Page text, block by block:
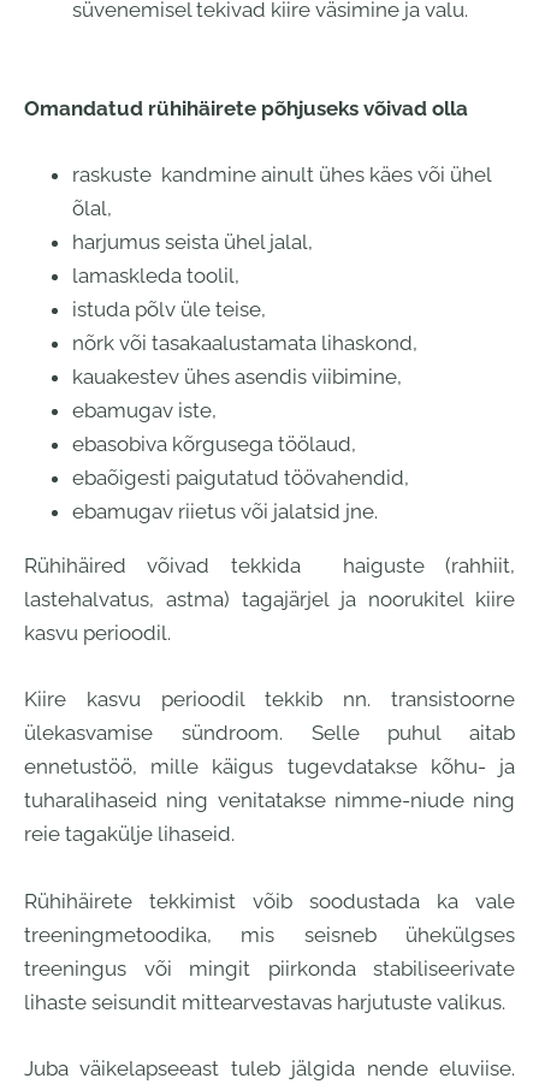
süvenemisel tekivad kiire väsimine ja valu.
Omandatud rühihäirete põhjuseks võivad olla
raskuste kandmine ainult ühes käes või ühel
õlal,
harjumus seista ühel jalal,
lamaskleda toolil,
istuda põlv üle teise,
nõrk või tasakaalustamata lihaskond,
kauakestev ühes asendis viibimine,
ebamugav iste,
ebasobiva kõrgusega töölaud,
ebaõigesti paigutatud töövahendid,
ebamugav riietus või jalatsid jne.
Rühihäired võivad tekkida haiguste (rahhiit,
lastehalvatus, astma) tagajärjel ja noorukitel kiire
kasvu perioodil.
Kiire kasvu perioodil tekkib nn. transistoorne
ülekasvamise sündroom. Selle puhul aitab
ennetustöö, mille käigus tugevdatakse kõhu- ja
tuharalihaseid ning venitatakse nimme-niude ning
reie tagakülje lihaseid.
Rühihäirete tekkimist võib soodustada ka vale
treeningmetoodika, mis seisneb ühekülgses
treeningus või mingit piirkonda stabiliseerivate
lihaste seisundit mittearvestavas harjutuste valikus.
Juba väikelapseeast tuleb jälgida nende eluviise.